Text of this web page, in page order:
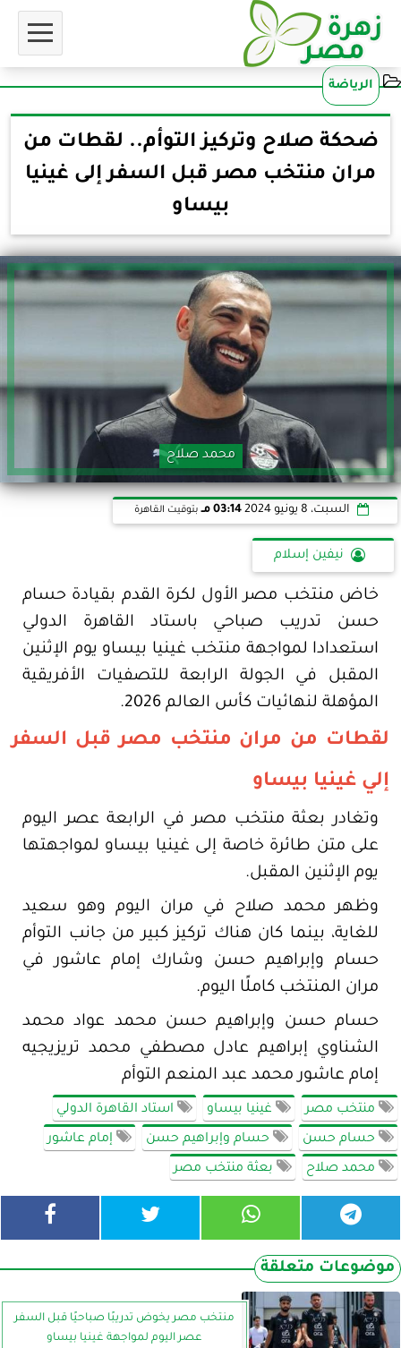
الرياضة
ضحكة صلاح وتركيز التوأم.. لقطات من
مران منتخب مصر قبل السفر إلى غينيا
بيساو
محمد صلاح
السبت، 8 يونيو 2024 03:14 مـ بتوقيت القاهرة
نيفين إسلام
خاض منتخب مصر الأول لكرة القدم بقيادة حسام
حسن تدريب صباحي باستاد القاهرة الدولي
استعدادا لمواجهة منتخب غينيا بيساو يوم الإثنين
المقبل في الجولة الرابعة للتصفيات الأفريقية
المؤهلة لنهائيات كأس العالم 2026.
لقطات من مران منتخب مصر قبل السفر
إلي غينيا بيساو
وتغادر بعثة منتخب مصر في الرابعة عصر اليوم
على متن طائرة خاصة إلى غينيا بيساو لمواجهتها
يوم الإثنين المقبل.
وظهر محمد صلاح في مران اليوم وهو سعيد
للغاية، بينما كان هناك تركيز كبير من جانب التوأم
حسام وإبراهيم حسن وشارك إمام عاشور في
مران المنتخب كاملًا اليوم.
حسام حسن وإبراهيم حسن محمد عواد محمد
الشناوي إبراهيم عادل مصطفي محمد تريزيجيه
إمام عاشور محمد عبد المنعم التوأم
منتخب مصر غينيا بيساو استاد القاهرة الدولي
حسام حسن حسام وإبراهيم حسن إمام عاشور
محمد صلاح بعثة منتخب مصر
موضوعات متعلقة
منتخب مصر يخوض تدريبًا صباحيًا قبل السفر
عصر اليوم لمواجهة غينيا بيساو